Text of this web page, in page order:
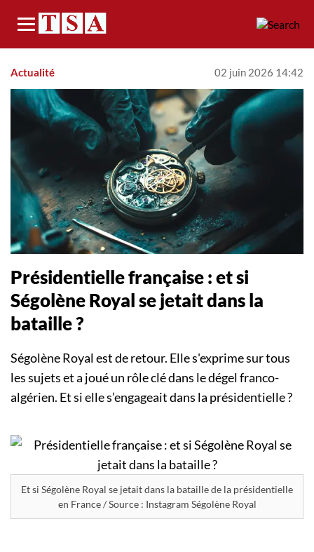
Menu
Actualité 02 juin 2026 14:42
Présidentielle française : et si
Ségolène Royal se jetait dans la
bataille ?
Ségolène Royal est de retour. Elle s'exprime sur tous
les sujets et a joué un rôle clé dans le dégel franco-
algérien. Et si elle s’engageait dans la présidentielle ?
Et si Ségolène Royal se jetait dans la bataille de la présidentielle
en France / Source : Instagram Ségolène Royal